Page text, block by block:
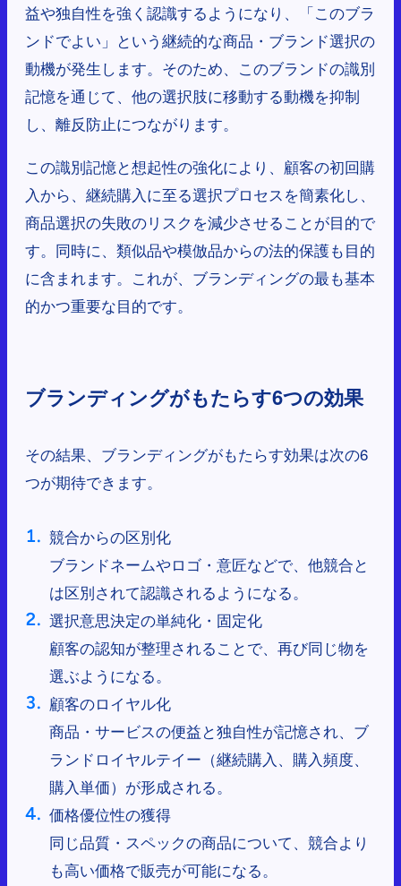
益や独自性を強く認識するようになり、「このブラ
ンドでよい」という継続的な商品・ブランド選択の
動機が発生します。そのため、このブランドの識別
記憶を通じて、他の選択肢に移動する動機を抑制
し、離反防止につながります。
この識別記憶と想起性の強化により、顧客の初回購
入から、継続購入に至る選択プロセスを簡素化し、
商品選択の失敗のリスクを減少させることが目的で
す。同時に、類似品や模倣品からの法的保護も目的
に含まれます。これが、ブランディングの最も基本
的かつ重要な目的です。
ブランディングがもたらす6つの効果
その結果、ブランディングがもたらす効果は次の6
つが期待できます。
競合からの区別化
ブランドネームやロゴ・意匠などで、他競合と
は区別されて認識されるようになる。
選択意思決定の単純化・固定化
顧客の認知が整理されることで、再び同じ物を
選ぶようになる。
顧客のロイヤル化
商品・サービスの便益と独自性が記憶され、ブ
ランドロイヤルテイー（継続購入、購入頻度、
購入単価）が形成される。
価格優位性の獲得
同じ品質・スペックの商品について、競合より
も高い価格で販売が可能になる。